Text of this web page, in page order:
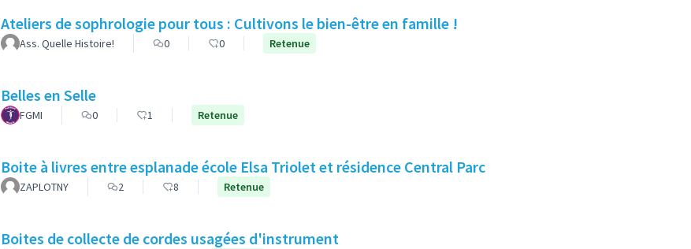
Ateliers de sophrologie pour tous : Cultivons le bien-être en famille !
Ass. Quelle Histoire! 0 0 Retenue
Belles en Selle
FGMI 0 1 Retenue
Boite à livres entre esplanade école Elsa Triolet et résidence Central Parc
ZAPLOTNY 2 8 Retenue
Boites de collecte de cordes usagées d'instrument